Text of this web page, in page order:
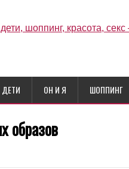
ДЕТИ ОН И Я ШОППИНГ
образов